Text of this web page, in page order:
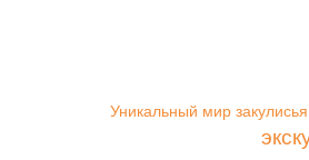
Уникальный мир